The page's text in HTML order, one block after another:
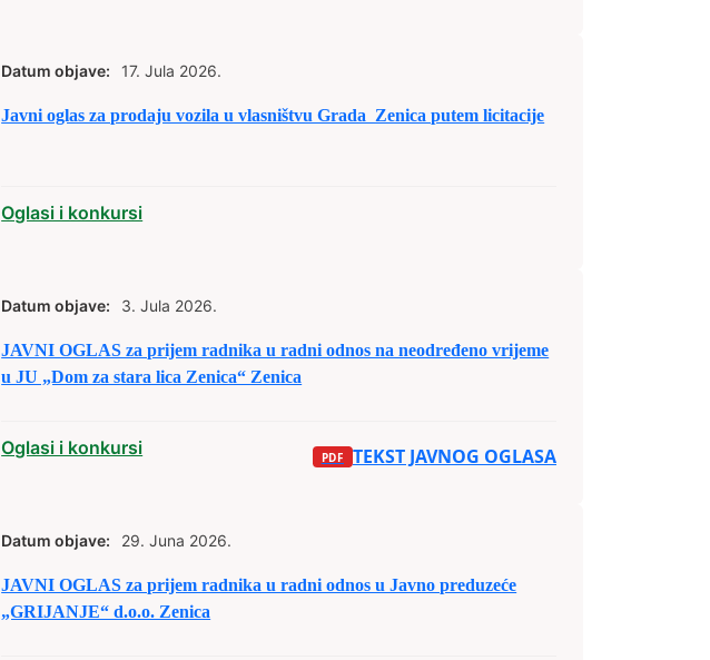
Datum objave: 17. Jula 2026.
Javni oglas za prodaju vozila u vlasništvu Grada Zenica putem licitacije
Oglasi i konkursi
Datum objave: 3. Jula 2026.
JAVNI OGLAS za prijem radnika u radni odnos na neodređeno vrijeme
u JU „Dom za stara lica Zenica“ Zenica
Oglasi i konkursi TEKST JAVNOG OGLASA
Datum objave: 29. Juna 2026.
JAVNI OGLAS za prijem radnika u radni odnos u Javno preduzeće
„GRIJANJE“ d.o.o. Zenica